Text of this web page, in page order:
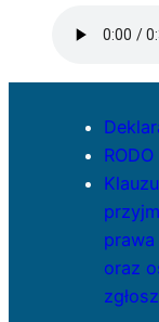
RODO
oraz